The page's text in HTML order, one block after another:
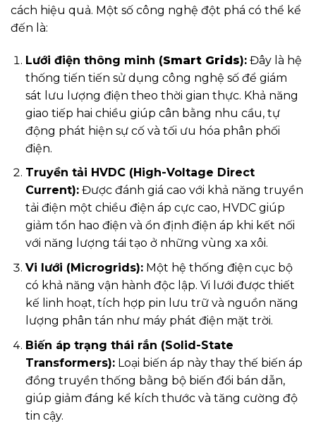
cách hiệu quả. Một số công nghệ đột phá có thể kể
đến là:
Lưới điện thông minh (Smart Grids):Đây là hệ
thống tiến tiến sử dụng công nghệ số để giám
sát lưu lượng điện theo thời gian thực. Khả năng
giao tiếp hai chiều giúp cân bằng nhu cầu, tự
động phát hiện sự cố và tối ưu hóa phân phối
điện.
Truyền tải HVDC (High-Voltage Direct
Current):Được đánh giá cao với khả năng truyền
tải điện một chiều điện áp cực cao, HVDC giúp
giảm tổn hao điện và ổn định điện áp khi kết nối
với năng lượng tái tạo ở những vùng xa xôi.
Vi lưới (Microgrids):Một hệ thống điện cục bộ
có khả năng vận hành độc lập. Vi lưới được thiết
kế linh hoạt, tích hợp pin lưu trữ và nguồn năng
lượng phân tán như máy phát điện mặt trời.
Biến áp trạng thái rắn (Solid-State
Transformers):Loại biến áp này thay thế biến áp
đồng truyền thống bằng bộ biến đổi bán dẫn,
giúp giảm đáng kể kích thước và tăng cường độ
tin cậy.